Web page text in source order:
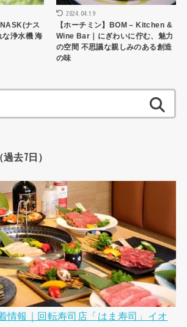
ナス
な浄水機 海
2024.04.19
【ホーチミン】BOM – Kitchen &
Wine Bar｜にぎわいに佇む、魅力
の空間 不思議な親しみのある創造
の味
索:
去7日）
情報｜回転寿司店「はま寿司」イオ